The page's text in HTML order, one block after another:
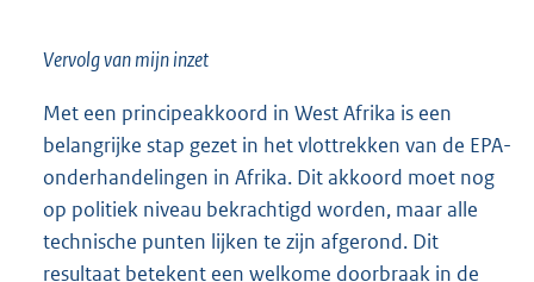
Vervolg van mijn inzet
Met een principeakkoord in West Afrika is een
belangrijke stap gezet in het vlottrekken van de EPA-
onderhandelingen in Afrika. Dit akkoord moet nog
op politiek niveau bekrachtigd worden, maar alle
technische punten lijken te zijn afgerond. Dit
resultaat betekent een welkome doorbraak in de